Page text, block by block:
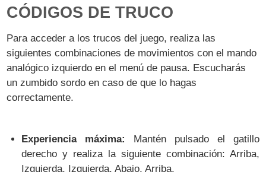
CÓDIGOS DE TRUCO
Para acceder a los trucos del juego, realiza las
siguientes combinaciones de movimientos con el mando
analógico izquierdo en el menú de pausa. Escucharás
un zumbido sordo en caso de que lo hagas
correctamente.
Experiencia máxima: Mantén pulsado el gatillo
derecho y realiza la siguiente combinación: Arriba,
Izquierda, Izquierda, Abajo, Arriba.